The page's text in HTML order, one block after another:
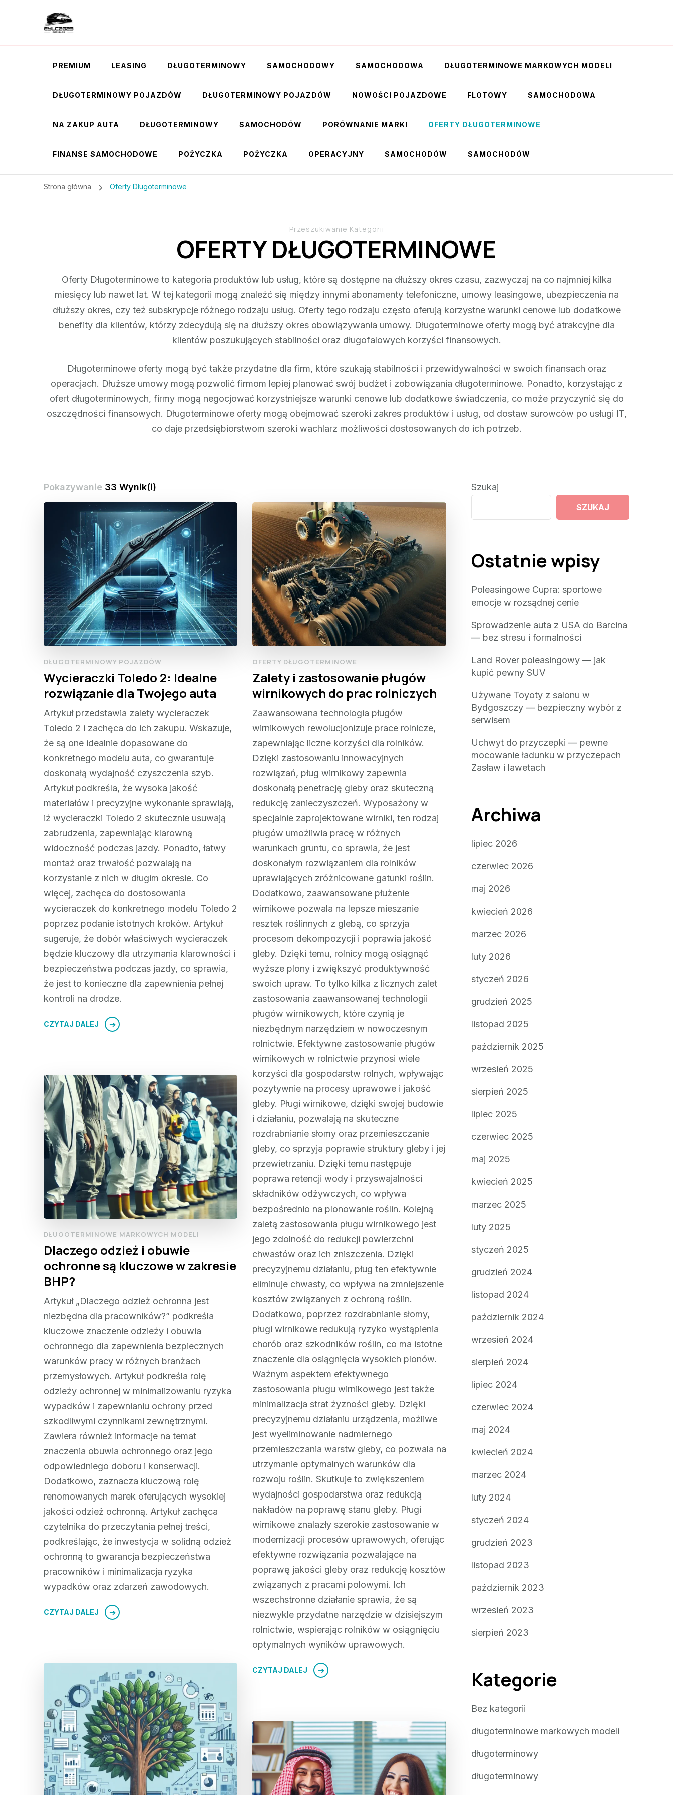
PREMIUM LEASING DŁUGOTERMINOWY SAMOCHODOWY SAMOCHODOWA DŁUGOTERMINOWE MARKOWYCH MODELI
DŁUGOTERMINOWY POJAZDÓW DŁUGOTERMINOWY POJAZDÓW NOWOŚCI POJAZDOWE FLOTOWY SAMOCHODOWA
NA ZAKUP AUTA DŁUGOTERMINOWY SAMOCHODÓW PORÓWNANIE MARKI OFERTY DŁUGOTERMINOWE
FINANSE SAMOCHODOWE POŻYCZKA POŻYCZKA OPERACYJNY SAMOCHODÓW SAMOCHODÓW
Strona główna Oferty Długoterminowe
Przeszukiwanie Kategorii
OFERTY DŁUGOTERMINOWE
Oferty Długoterminowe to kategoria produktów lub usług, które są dostępne na dłuższy okres czasu, zazwyczaj na co najmniej kilka
miesięcy lub nawet lat. W tej kategorii mogą znaleźć się między innymi abonamenty telefoniczne, umowy leasingowe, ubezpieczenia na
dłuższy okres, czy też subskrypcje różnego rodzaju usług. Oferty tego rodzaju często oferują korzystne warunki cenowe lub dodatkowe
benefity dla klientów, którzy zdecydują się na dłuższy okres obowiązywania umowy. Długoterminowe oferty mogą być atrakcyjne dla
klientów poszukujących stabilności oraz długofalowych korzyści finansowych.
Długoterminowe oferty mogą być także przydatne dla firm, które szukają stabilności i przewidywalności w swoich finansach oraz
operacjach. Dłuższe umowy mogą pozwolić firmom lepiej planować swój budżet i zobowiązania długoterminowe. Ponadto, korzystając z
ofert długoterminowych, firmy mogą negocjować korzystniejsze warunki cenowe lub dodatkowe świadczenia, co może przyczynić się do
oszczędności finansowych. Długoterminowe oferty mogą obejmować szeroki zakres produktów i usług, od dostaw surowców po usługi IT,
co daje przedsiębiorstwom szeroki wachlarz możliwości dostosowanych do ich potrzeb.
Pokazywanie 33 Wynik(i)
DŁUGOTERMINOWY POJAZDÓW
Wycieraczki Toledo 2: Idealne
rozwiązanie dla Twojego auta
Artykuł przedstawia zalety wycieraczek
Toledo 2 i zachęca do ich zakupu. Wskazuje,
że są one idealnie dopasowane do
konkretnego modelu auta, co gwarantuje
doskonałą wydajność czyszczenia szyb.
Artykuł podkreśla, że wysoka jakość
materiałów i precyzyjne wykonanie sprawiają,
iż wycieraczki Toledo 2 skutecznie usuwają
zabrudzenia, zapewniając klarowną
widoczność podczas jazdy. Ponadto, łatwy
montaż oraz trwałość pozwalają na
korzystanie z nich w długim okresie. Co
więcej, zachęca do dostosowania
wycieraczek do konkretnego modelu Toledo 2
poprzez podanie istotnych kroków. Artykuł
sugeruje, że dobór właściwych wycieraczek
będzie kluczowy dla utrzymania klarowności i
bezpieczeństwa podczas jazdy, co sprawia,
że jest to konieczne dla zapewnienia pełnej
kontroli na drodze.
CZYTAJ DALEJ
OFERTY DŁUGOTERMINOWE
Zalety i zastosowanie pługów
wirnikowych do prac rolniczych
Zaawansowana technologia pługów
wirnikowych rewolucjonizuje prace rolnicze,
zapewniając liczne korzyści dla rolników.
Dzięki zastosowaniu innowacyjnych
rozwiązań, pług wirnikowy zapewnia
doskonałą penetrację gleby oraz skuteczną
redukcję zanieczyszczeń. Wyposażony w
specjalnie zaprojektowane wirniki, ten rodzaj
pługów umożliwia pracę w różnych
warunkach gruntu, co sprawia, że jest
doskonałym rozwiązaniem dla rolników
uprawiających zróżnicowane gatunki roślin.
Dodatkowo, zaawansowane płużenie
wirnikowe pozwala na lepsze mieszanie
resztek roślinnych z glebą, co sprzyja
procesom dekompozycji i poprawia jakość
gleby. Dzięki temu, rolnicy mogą osiągnąć
wyższe plony i zwiększyć produktywność
swoich upraw. To tylko kilka z licznych zalet
zastosowania zaawansowanej technologii
pługów wirnikowych, które czynią je
niezbędnym narzędziem w nowoczesnym
rolnictwie. Efektywne zastosowanie pługów
wirnikowych w rolnictwie przynosi wiele
korzyści dla gospodarstw rolnych, wpływając
pozytywnie na procesy uprawowe i jakość
gleby. Pługi wirnikowe, dzięki swojej budowie
i działaniu, pozwalają na skuteczne
rozdrabnianie słomy oraz przemieszczanie
gleby, co sprzyja poprawie struktury gleby i jej
przewietrzaniu. Dzięki temu następuje
poprawa retencji wody i przyswajalności
składników odżywczych, co wpływa
bezpośrednio na plonowanie roślin. Kolejną
zaletą zastosowania pługu wirnikowego jest
jego zdolność do redukcji powierzchni
chwastów oraz ich zniszczenia. Dzięki
precyzyjnemu działaniu, pług ten efektywnie
eliminuje chwasty, co wpływa na zmniejszenie
kosztów związanych z ochroną roślin.
Dodatkowo, poprzez rozdrabnianie słomy,
pługi wirnikowe redukują ryzyko wystąpienia
chorób oraz szkodników roślin, co ma istotne
znaczenie dla osiągnięcia wysokich plonów.
Ważnym aspektem efektywnego
zastosowania pługu wirnikowego jest także
minimalizacja strat żyzności gleby. Dzięki
precyzyjnemu działaniu urządzenia, możliwe
jest wyeliminowanie nadmiernego
przemieszczania warstw gleby, co pozwala na
utrzymanie optymalnych warunków dla
rozwoju roślin. Skutkuje to zwiększeniem
wydajności gospodarstwa oraz redukcją
nakładów na poprawę stanu gleby. Pługi
wirnikowe znalazły szerokie zastosowanie w
modernizacji procesów uprawowych, oferując
efektywne rozwiązania pozwalające na
poprawę jakości gleby oraz redukcję kosztów
związanych z pracami polowymi. Ich
wszechstronne działanie sprawia, że są
niezwykle przydatne narzędzie w dzisiejszym
rolnictwie, wspierając rolników w osiągnięciu
optymalnych wyników uprawowych.
CZYTAJ DALEJ
DŁUGOTERMINOWE MARKOWYCH MODELI
Dlaczego odzież i obuwie
ochronne są kluczowe w zakresie
BHP?
Artykuł „Dlaczego odzież ochronna jest
niezbędna dla pracowników?” podkreśla
kluczowe znaczenie odzieży i obuwia
ochronnego dla zapewnienia bezpiecznych
warunków pracy w różnych branżach
przemysłowych. Artykuł podkreśla rolę
odzieży ochronnej w minimalizowaniu ryzyka
wypadków i zapewnianiu ochrony przed
szkodliwymi czynnikami zewnętrznymi.
Zawiera również informacje na temat
znaczenia obuwia ochronnego oraz jego
odpowiedniego doboru i konserwacji.
Dodatkowo, zaznacza kluczową rolę
renomowanych marek oferujących wysokiej
jakości odzież ochronną. Artykuł zachęca
czytelnika do przeczytania pełnej treści,
podkreślając, że inwestycja w solidną odzież
ochronną to gwarancja bezpieczeństwa
pracowników i minimalizacja ryzyka
wypadków oraz zdarzeń zawodowych.
CZYTAJ DALEJ
Szukaj
SZUKAJ
Ostatnie wpisy
Poleasingowe Cupra: sportowe
emocje w rozsądnej cenie
Sprowadzenie auta z USA do Barcina
— bez stresu i formalności
Land Rover poleasingowy — jak
kupić pewny SUV
Używane Toyoty z salonu w
Bydgoszczy — bezpieczny wybór z
serwisem
Uchwyt do przyczepki — pewne
mocowanie ładunku w przyczepach
Zasław i lawetach
Archiwa
lipiec 2026
czerwiec 2026
maj 2026
kwiecień 2026
marzec 2026
luty 2026
styczeń 2026
grudzień 2025
listopad 2025
październik 2025
wrzesień 2025
sierpień 2025
lipiec 2025
czerwiec 2025
maj 2025
kwiecień 2025
marzec 2025
luty 2025
styczeń 2025
grudzień 2024
listopad 2024
październik 2024
wrzesień 2024
sierpień 2024
lipiec 2024
czerwiec 2024
maj 2024
kwiecień 2024
marzec 2024
luty 2024
styczeń 2024
grudzień 2023
listopad 2023
październik 2023
wrzesień 2023
sierpień 2023
Kategorie
Bez kategorii
długoterminowe markowych modeli
długoterminowy
długoterminowy